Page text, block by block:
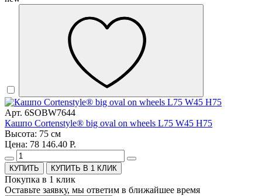
Арт. 6SOBW7644
Кашпо Cortenstyle® big oval on wheels L75 W45 H75
Высота: 75 см
Цена: 78 146.40 Р.
КУПИТЬ В 1 КЛИК
Покупка в 1 клик
Оставьте заявку, мы ответим в ближайшее время